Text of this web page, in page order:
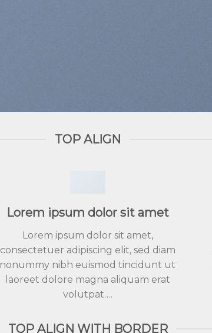
TOP ALIGN
Lorem ipsum dolor sit amet
Lorem ipsum dolor sit amet,
consectetuer adipiscing elit, sed diam
nonummy nibh euismod tincidunt ut
laoreet dolore magna aliquam erat
volutpat….
TOP ALIGN WITH BORDER